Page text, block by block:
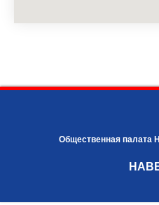
Общественная палата